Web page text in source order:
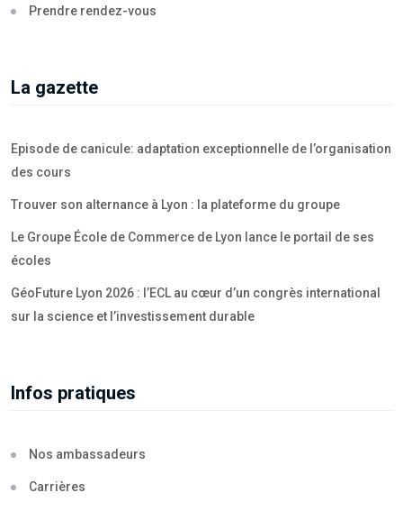
Prendre rendez-vous
La gazette
Episode de canicule: adaptation exceptionnelle de l’organisation
des cours
Trouver son alternance à Lyon : la plateforme du groupe
Le Groupe École de Commerce de Lyon lance le portail de ses
écoles
GéoFuture Lyon 2026 : l’ECL au cœur d’un congrès international
sur la science et l’investissement durable
Infos pratiques
Nos ambassadeurs
Carrières